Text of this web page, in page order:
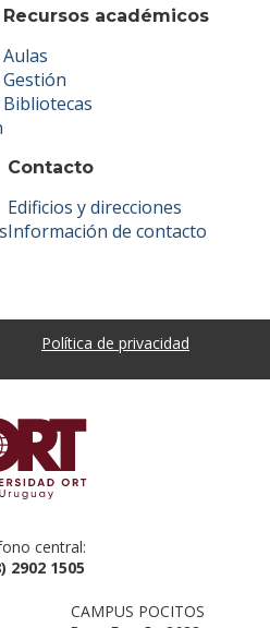
Recursos académicos
Aulas
Gestión
Bibliotecas
Contacto
Edificios y direcciones
Información de contacto
Política de privacidad
central:
2902 1505
CAMPUS POCITOS